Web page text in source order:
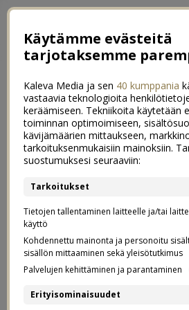
Käytämme evästeitä
tarjotaksemme
Kaleva Media ja sen 40 kumppania
vastaavia teknologioita
keräämiseen. Tekniikoita käytetään
toiminnan optimoimiseen,
kävijämäärien mittaukseen,
tarkoituksenmukaisiin mainoksiin.
suostumuksesi seuraaviin:
Tarkoitukset
Tietojen tallentaminen laitteelle ja/tai
käyttö
Kohdennettu mainonta ja personoitu
sisällön mittaaminen sekä yleisötutkimus
Palvelujen kehittäminen ja parantaminen
Erityisominaisuudet
Ensimmäinen
paketissa Otolla
Mä olen niin ylpeä Otosta, että
Otto viime elokuussa aloitti
se oli uutta meille kaikille.
kokopäivätyötä ja koulunkäyntiä
kokopäivätyötä ja taaperon